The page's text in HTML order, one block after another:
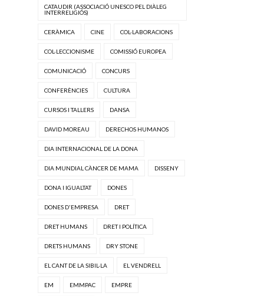
CATAUDIR (ASSOCIACIÓ UNESCO PEL DIÀLEG
INTERRELIGIÓS)
CERÀMICA CINE COL·LABORACIONS
COL·LECCIONISME COMISSIÓ EUROPEA
COMUNICACIÓ CONCURS
CONFERÈNCIES CULTURA
CURSOS I TALLERS DANSA
DAVID MOREAU DERECHOS HUMANOS
DIA INTERNACIONAL DE LA DONA
DIA MUNDIAL CÀNCER DE MAMA DISSENY
DONA I IGUALTAT DONES
DONES D'EMPRESA DRET
DRET HUMANS DRET I POLÍTICA
DRETS HUMANS DRY STONE
EL CANT DE LA SIBIL·LA EL VENDRELL
EM EMMPAC EMPRE